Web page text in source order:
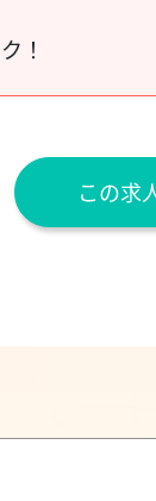
！
この求